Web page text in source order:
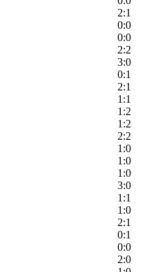
2:1
0:0
0:0
2:2
3:0
0:1
2:1
1:1
1:2
1:2
2:2
1:0
1:0
1:0
3:0
1:1
1:0
2:1
0:1
0:0
2:0